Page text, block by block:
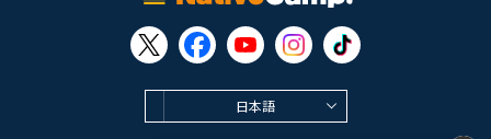
日本語